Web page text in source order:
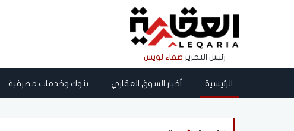
رئيس التحرير صفاء لويس
الرئيسية أخبار السوق العقاري بنوك وخدمات مصرفية